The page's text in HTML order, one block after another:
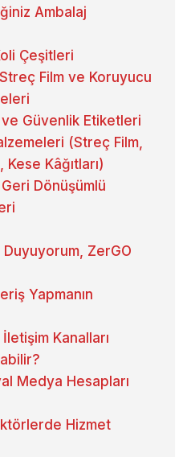
Ambalaj
Çeşitleri
Film ve Koruyucu
Güvenlik Etiketleri
(Streç Film,
Kâğıtları)
Dönüşümlü
Duyuyorum, ZerGO
Yapmanın
Kanalları
Medya Hesapları
Hizmet